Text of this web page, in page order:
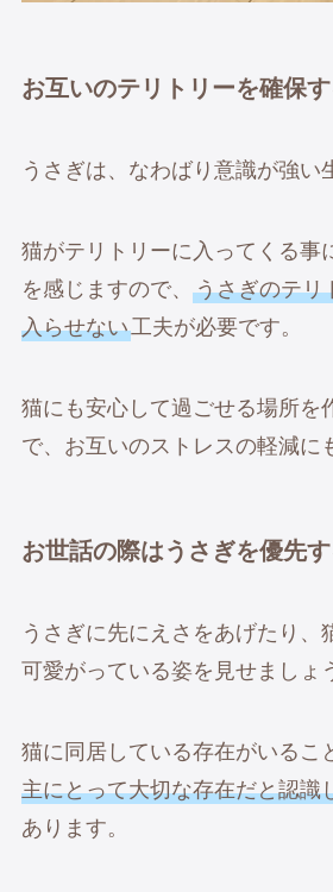
お互いのテリトリーを確保
うさぎは、なわばり意識が強い
猫がテリトリーに入ってくる事
を感じますので、 うさぎのテリ
入らせない工夫が必要です。
猫にも安心して過ごせる場所を
で、お互いのストレスの軽減に
お世話の際はうさぎを優先
うさぎに先にえさをあげたり、
可愛がっている姿を見せましょ
猫に同居している存在がいるこ
主にとって大切な存在だと認識
あります。